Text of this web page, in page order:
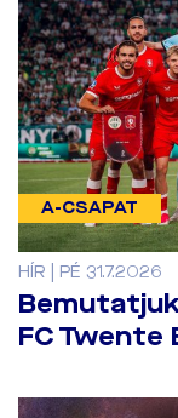
A-CSAPAT
HÍR | PÉ 31.7.2026
FC Twente